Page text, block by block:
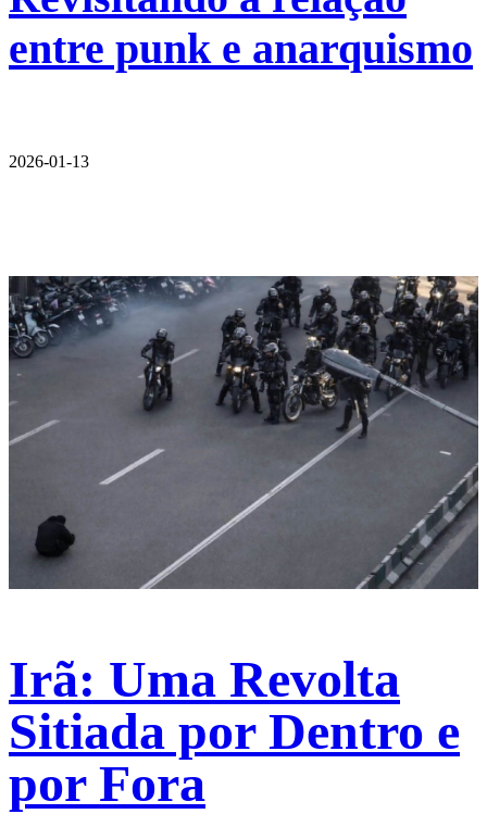
entre punk e anarquismo
2026-01-13
Irã: Uma Revolta
Sitiada por Dentro e
por Fora